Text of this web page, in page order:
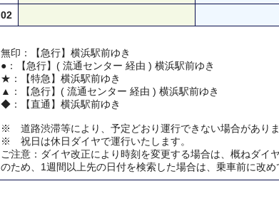
02
無印：【急行】横浜駅前ゆき
●：【急行】( 流通センター 経由 ) 横浜駅前ゆき
★：【特急】横浜駅前ゆき
▲：【急行】( 流通センター 経由 ) 横浜駅前ゆき
◆：【直通】横浜駅前ゆき
※ 道路渋滞等により、予定どおり運行できない場合がありま
※ 祝日は休日ダイヤで運行いたします。
ご注意：ダイヤ改正により時刻を変更する場合は、概ねダ
のため、1週間以上先の日付を検索した場合は、乗車前に改め